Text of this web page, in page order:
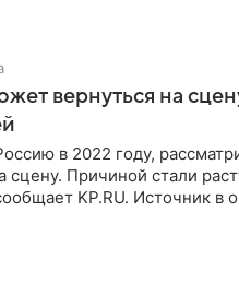
вернуться на
в 2022 году,
сцену. Причиной стали
KP.RU. Источник в